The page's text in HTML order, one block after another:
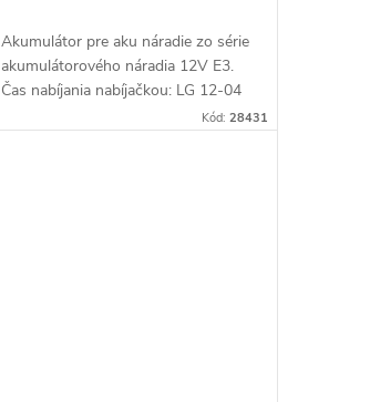
Akumulátor pre aku náradie zo série
akumulátorového náradia 12V E3.
Čas nabíjania nabíjačkou: LG 12-04
(obj. číslo: 58634) - 268 min, LG 12-
Kód: 28431